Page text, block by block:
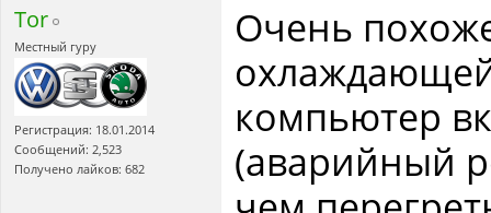
Tor
Местный гуру
Регистрация: 18.01.2014
Сообщений: 2,523
Получено лайков: 682
Очень
компьютер
(аварийный